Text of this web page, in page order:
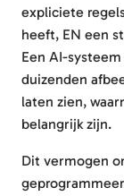
expliciete
heeft, EN een
Een AI-
duizenden
laten zien,
belangrijk zijn.
Dit vermogen